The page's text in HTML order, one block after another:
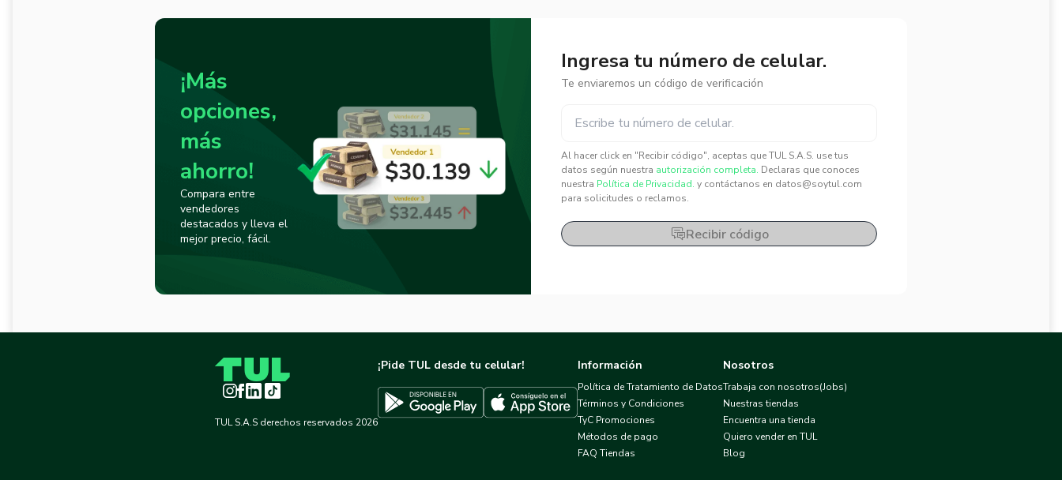
¡Más
opciones,
más
ahorro!
Compara entre
vendedores
destacados y lleva el
mejor precio, fácil.
Ingresa tu número de celular.
Te enviaremos un código de verificación
Al hacer click en "Recibir código", aceptas que TUL S.A.S. use tus
datos según nuestra autorización completa. Declaras que conoces
nuestra Política de Privacidad. y contáctanos en datos@soytul.com
para solicitudes o reclamos.
Recibir código
Instagram
Facebook
LinkedInTikTok
TUL S.A.S derechos reservados 2026
¡Pide TUL desde tu celular!
Descargar TUL en Google PlayDescargar TUL en App Store
Información
Política de Tratamiento de Datos
Términos y Condiciones
TyC Promociones
Métodos de pago
FAQ Tiendas
Nosotros
Trabaja con nosotros(Jobs)
Nuestras tiendas
Encuentra una tienda
Quiero vender en TUL
Blog